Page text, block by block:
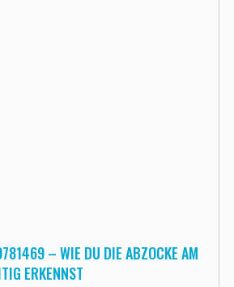
– WIE DU DIE ABZOCKE AM
ERKENNST